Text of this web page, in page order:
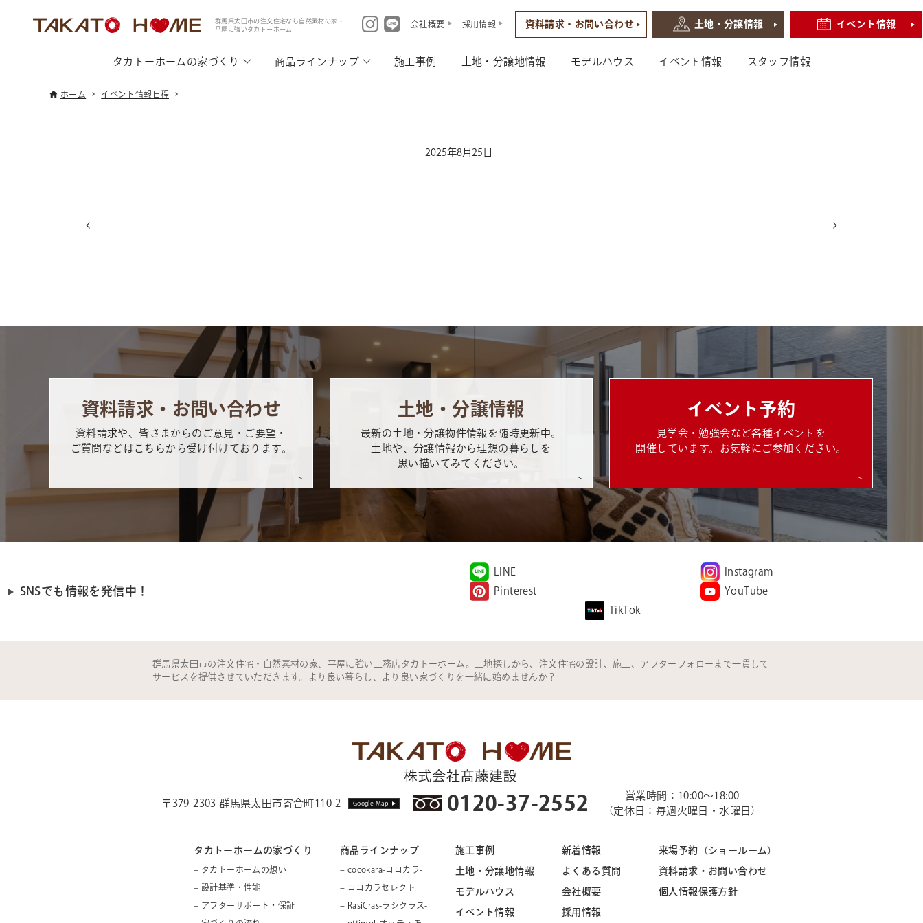
群馬県太田市の注文住宅なら自然素材の家・
平屋に強いタカトーホーム
会社概要 採用情報 資料請求・お問い合わせ 土地・分譲情報 イベント情報
タカトーホームの家づくり 商品ラインナップ 施工事例 土地・分譲地情報 モデルハウス イベント情報 スタッフ情報
ホーム イベント情報日程
2025年8月25日
資料請求・お問い合わせ
資料請求や、皆さまからのご意見・ご要望・
ご質問などはこちらから受け付けております。
土地・分譲情報
最新の土地・分譲物件情報を随時更新中。
土地や、分譲情報から理想の暮らしを
思い描いてみてください。
イベント予約
見学会・勉強会など各種イベントを
開催しています。お気軽にご参加ください。
SNSでも情報を発信中！
LINE
Instagram
Pinterest
YouTube
TikTok
群馬県太田市の注文住宅・自然素材の家、平屋に強い工務店タカトーホーム。土地探しから、注文住宅の設計、施工、アフターフォローまで一貫して
サービスを提供させていただきます。より良い暮らし、より良い家づくりを一緒に始めませんか？
〒379-2303 群馬県太田市寄合町110-2 Google Map 0120-37-2552
営業時間：10:00～18:00
（定休日：毎週火曜日・水曜日）
タカトーホームの家づくり
– タカトーホームの想い
– 設計基準・性能
– アフターサポート・保証
商品ラインナップ
– cocokara-ココカラ-
– ココカラセレクト
– RasiCras-ラシクラス-
施工事例
土地・分譲地情報
モデルハウス
イベント情報
新着情報
よくある質問
会社概要
採用情報
来場予約（ショールーム）
資料請求・お問い合わせ
個人情報保護方針